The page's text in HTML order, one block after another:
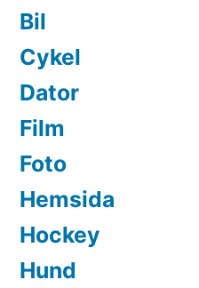
Bil
Cykel
Dator
Film
Foto
Hemsida
Hockey
Hund